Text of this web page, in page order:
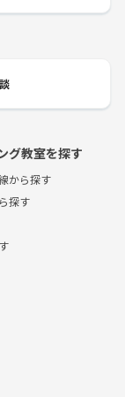
グ教室を探す
から探す
探す